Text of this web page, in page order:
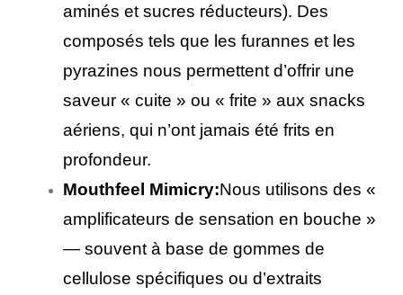
aminés et sucres réducteurs). Des
composés tels que les furannes et les
pyrazines nous permettent d’offrir une
saveur « cuite » ou « frite » aux snacks
aériens, qui n’ont jamais été frits en
profondeur.
Mouthfeel Mimicry:Nous utilisons des «
amplificateurs de sensation en bouche »
— souvent à base de gommes de
cellulose spécifiques ou d’extraits